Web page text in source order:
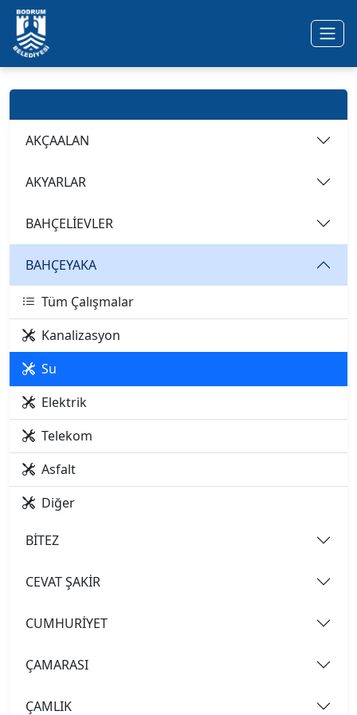
Ana içeriğe geç
AKÇAALAN
AKYARLAR
BAHÇELİEVLER
BAHÇEYAKA
Tüm Çalışmalar
Kanalizasyon
Su
Elektrik
Telekom
Asfalt
Diğer
BİTEZ
CEVAT ŞAKİR
CUMHURİYET
ÇAMARASI
ÇAMLIK